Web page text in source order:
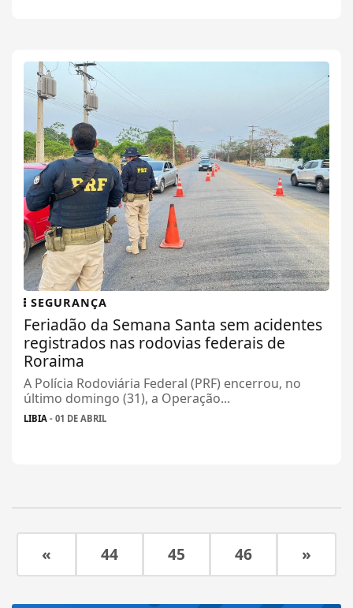
SEGURANÇA
Feriadão da Semana Santa sem acidentes
registrados nas rodovias federais de
Roraima
A Polícia Rodoviária Federal (PRF) encerrou, no
último domingo (31), a Operação...
LIBIA - 01 DE ABRIL
« 44 45 46 »